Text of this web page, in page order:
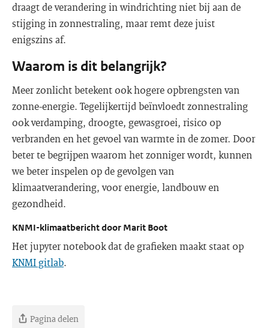
draagt de verandering in windrichting niet bij aan de
stijging in zonnestraling, maar remt deze juist
enigszins af.
Waarom is dit belangrijk?
Meer zonlicht betekent ook hogere opbrengsten van
zonne-energie. Tegelijkertijd beïnvloedt zonnestraling
ook verdamping, droogte, gewasgroei, risico op
verbranden en het gevoel van warmte in de zomer. Door
beter te begrijpen waarom het zonniger wordt, kunnen
we beter inspelen op de gevolgen van
klimaatverandering, voor energie, landbouw en
gezondheid.
KNMI-klimaatbericht door Marit Boot
Het jupyter notebook dat de grafieken maakt staat op
KNMI gitlab.
Pagina delen